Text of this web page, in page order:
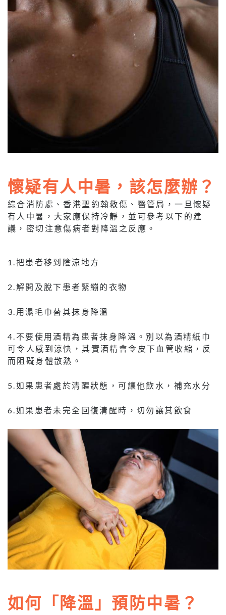
懷疑有人中暑，該怎麼辦？
綜合消防處、香港聖約翰救傷、醫管局，一旦懷疑
有人中暑，大家應保持冷靜，並可參考以下的建
議，密切注意傷病者對降溫之反應。
1.把患者移到陰涼地方
2.解開及脫下患者緊繃的衣物
3.用濕毛巾替其抹身降溫
4.不要使用酒精為患者抹身降溫。別以為酒精紙巾
可令人感到涼快，其實酒精會令皮下血管收縮，反
而阻礙身體散熱。
5.如果患者處於清醒狀態，可讓他飲水，補充水分
6.如果患者未完全回復清醒時，切勿讓其飲食
如何「降溫」預防中暑？